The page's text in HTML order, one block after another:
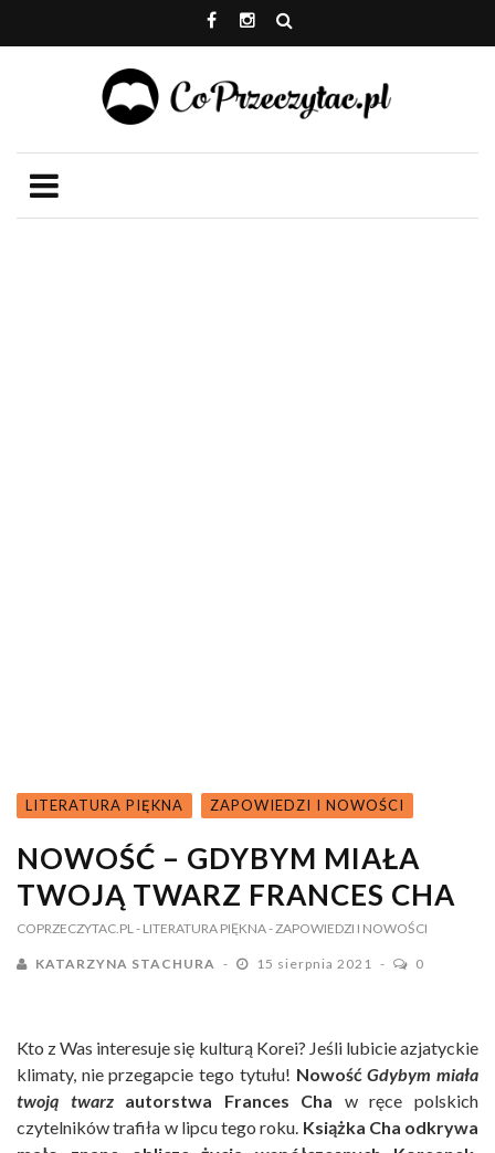
LITERATURA PIĘKNA ZAPOWIEDZI I NOWOŚCI
NOWOŚĆ – GDYBYM MIAŁA
TWOJĄ TWARZ FRANCES CHA
COPRZECZYTAC.PL - LITERATURA PIĘKNA- ZAPOWIEDZI I NOWOŚCI
KATARZYNA STACHURA 15 sierpnia 2021 0
Kto z Was interesuje się kulturą Korei? Jeśli lubicie azjatyckie
klimaty, nie przegapcie tego tytułu! NowośćGdybym miała
twoją twarzautorstwa Frances Cha w ręce polskich
czytelników trafiła w lipcu tego roku. Książka Cha odkrywa